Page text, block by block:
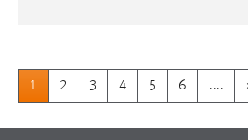
1 2 3 4 5 6 ....